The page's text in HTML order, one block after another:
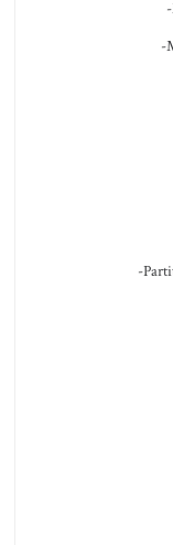
-
-